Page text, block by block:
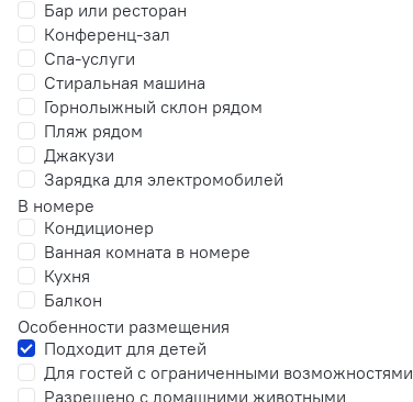
Бар или ресторан
Конференц-зал
Спа-услуги
Стиральная машина
Горнолыжный склон рядом
Пляж рядом
Джакузи
Зарядка для электромобилей
В номере
Кондиционер
Ванная комната в номере
Кухня
Балкон
Особенности размещения
Подходит для детей
Для гостей с ограниченными возможностями
Разрешено с домашними животными